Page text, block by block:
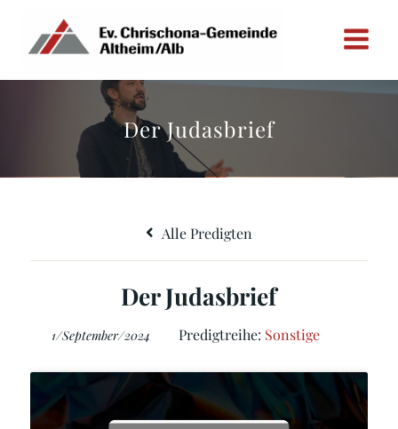
Inhalt
Der Judasbrief
Alle Predigten
Der Judasbrief
1/September/2024 Predigtreihe: Sonstige